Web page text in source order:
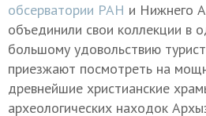
обсерватории РАН и Нижнего
объединили свои коллекции в
большому удовольствию
приезжают посмотреть на
древнейшие христианские
археологических находок